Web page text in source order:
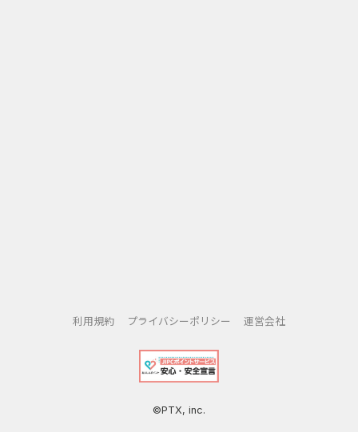
につき、WAON POINT 1ポイントがたまります。
⑤カードの種類も豊富で、
利用規約 プライバシーポリシー 運営会社
©PTX, inc.